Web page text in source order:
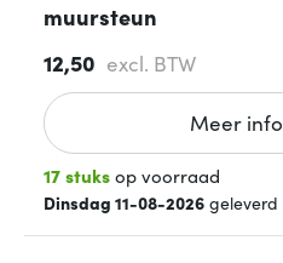
muursteun
12,50 excl. BTW
Meer info
17 stuksop voorraad
Dinsdag 11-08-2026 geleverd